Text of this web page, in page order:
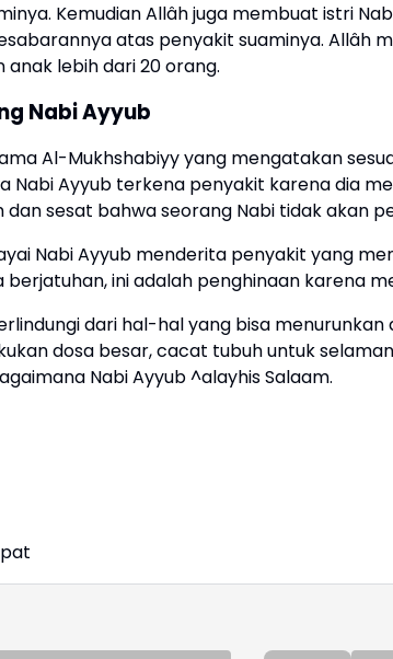
Kemudian Allâh juga membuat istri
atas penyakit suaminya. Allâh
lebih dari 20 orang.
Nabi Ayyub
Al-Mukhshabiyy yang mengatakan
Nabi Ayyub terkena penyakit karena dia
sesat bahwa seorang Nabi tidak akan
Nabi Ayyub menderita penyakit yang
ini adalah penghinaan karena
dari hal-hal yang bisa
dosa besar, cacat tubuh untuk
Nabi Ayyub ^alayhis Salaam.